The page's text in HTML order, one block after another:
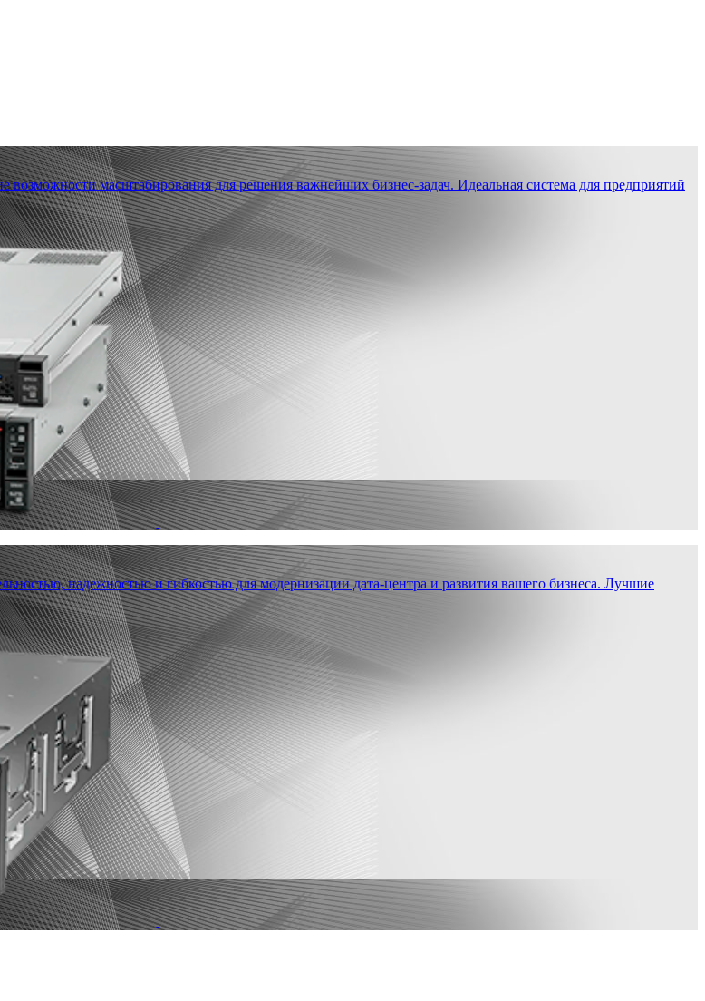
возможности масштабирования для решения важнейших бизнес-задач. Идеальная система для предприятий
надежностью и гибкостью для модернизации дата-центра и развития вашего бизнеса. Лучшие